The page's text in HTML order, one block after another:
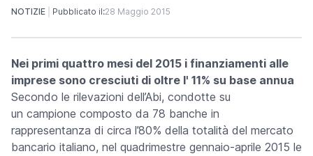
NOTIZIE Pubblicato il:28 Maggio 2015
Nei primi quattro mesi del 2015 i finanziamenti alle
imprese sono cresciuti di oltre l' 11% su base annua
Secondo le rilevazioni dell’Abi, condotte su
un campione composto da 78 banche in
rappresentanza di circa l’80% della totalità del mercato
bancario italiano, nel quadrimestre gennaio-aprile 2015 le